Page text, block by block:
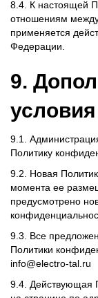
8.4. К настоящей
отношениям
применяется
Федерации.
9.
условия
9.1.
Политику
9.2. Новая
момента ее
предусмотрено
9.3. Все
Политики
info@electro-tal.ru
9.4. Действующая